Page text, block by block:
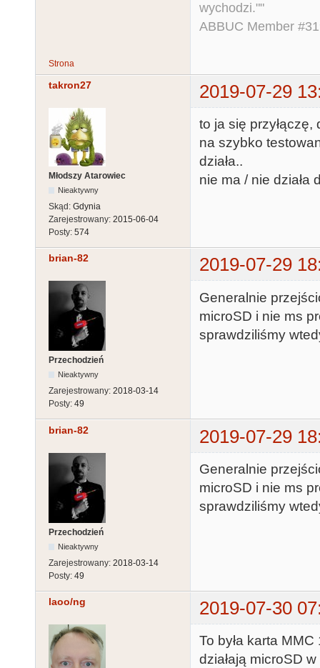
wychodzi.""
ABBUC Member
Strona
takron27 2019-07-29
Młodszy Atarowiec
Nieaktywny
Skąd: Gdynia
Zarejestrowany: 2015-06-04
Posty: 574
to ja się przyłączę,
na szybko
działa..
nie ma / nie działa
brian-82 2019-07-29
Przechodzień
Nieaktywny
Zarejestrowany: 2018-03-14
Posty: 49
Generalnie
microSD i nie ms
sprawdziliśmy
brian-82 2019-07-29
Przechodzień
Nieaktywny
Zarejestrowany: 2018-03-14
Posty: 49
Generalnie
microSD i nie ms
sprawdziliśmy
laoo/ng 2019-07-30
To była karta
działają microSD